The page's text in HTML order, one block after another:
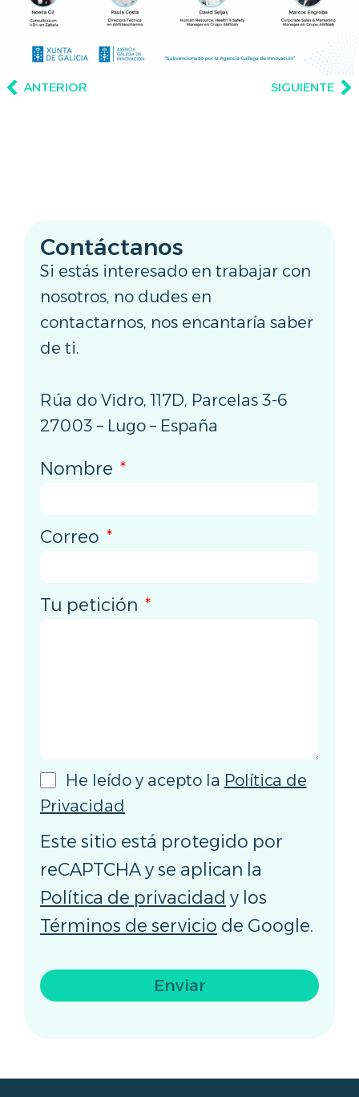
ANTERIOR SIGUIENTE
Contáctanos
Si estás interesado en trabajar con
nosotros, no dudes en
contactarnos, nos encantaría saber
de ti.
Rúa do Vidro, 117D, Parcelas 3-6
27003 – Lugo – España
Nombre
Correo
Tu petición
He leído y acepto la Política de
Privacidad
Este sitio está protegido por
reCAPTCHA y se aplican la
Política de privacidad y los
Términos de servicio de Google.
Enviar